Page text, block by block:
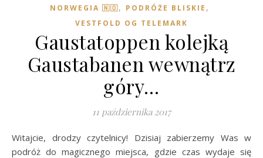
NORWEGIA 🇳🇴, PODRÓŻE BLISKIE ,
VESTFOLD OG TELEMARK
Gaustatoppen kolejką
Gaustabanen wewnątrz
góry…
11 października 2017
Witajcie, drodzy czytelnicy! Dzisiaj zabierzemy Was w
podróż do magicznego miejsca, gdzie czas wydaje się